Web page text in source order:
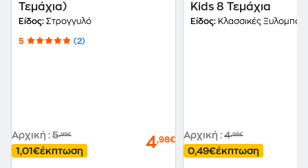
Τεμάχια)
Είδος: Στρογγυλό
5 (2)
Αρχική : 5,99€
1,01€έκπτωση 4,98€
Kids 8 Τεμάχια
Είδος: Κλασσικές
Αρχική : 4,98€
0,49€έκπτωση